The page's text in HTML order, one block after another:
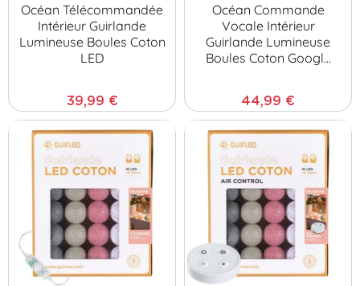
Océan Télécommandée
Intérieur Guirlande
Lumineuse Boules Coton
LED
39,99 €
Océan Commande
Vocale Intérieur
Guirlande Lumineuse
Boules Coton Googl…
44,99 €